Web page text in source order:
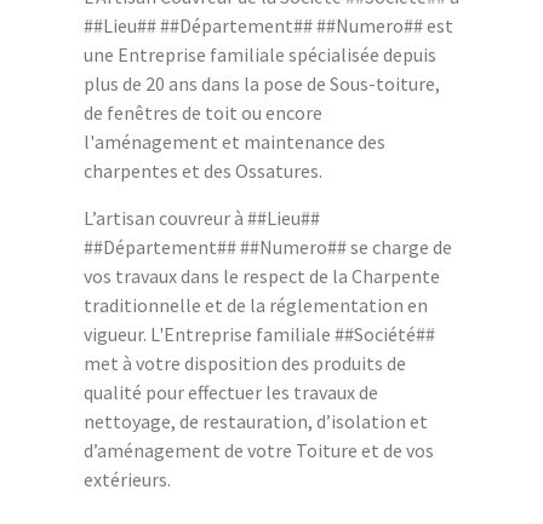
##Lieu## ##Département## ##Numero## est
une Entreprise familiale spécialisée depuis
plus de 20 ans dans la pose de Sous-toiture,
de fenêtres de toit ou encore
l'aménagement et maintenance des
charpentes et des Ossatures.
L’artisan couvreur à ##Lieu##
##Département## ##Numero## se charge de
vos travaux dans le respect de la Charpente
traditionnelle et de la réglementation en
vigueur. L'Entreprise familiale ##Société##
met à votre disposition des produits de
qualité pour effectuer les travaux de
nettoyage, de restauration, d’isolation et
d’aménagement de votre Toiture et de vos
extérieurs.